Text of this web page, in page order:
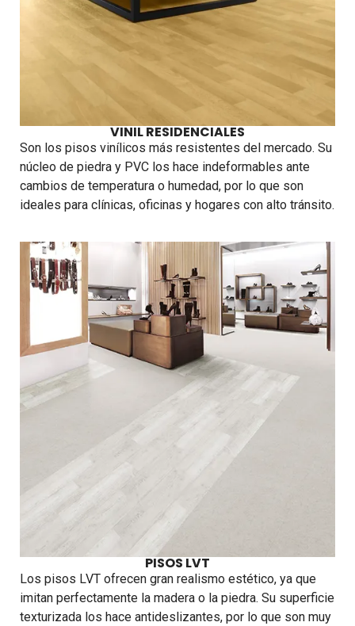
VINIL RESIDENCIALES
Son los pisos vinílicos más resistentes del mercado. Su
núcleo de piedra y PVC los hace indeformables ante
cambios de temperatura o humedad, por lo que son
ideales para clínicas, oficinas y hogares con alto tránsito.
PISOS LVT
Los pisos LVT ofrecen gran realismo estético, ya que
imitan perfectamente la madera o la piedra. Su superficie
texturizada los hace antideslizantes, por lo que son muy